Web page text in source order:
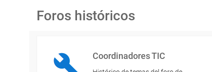
Foros históricos
Coordinadores TIC